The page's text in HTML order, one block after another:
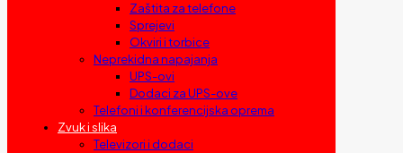
Zaštita za telefone
Sprejevi
Okviri i torbice
Neprekidna napajanja
UPS-ovi
Dodaci za UPS-ove
Telefoni i konferencijska oprema
Zvuk i slika
Televizori i dodaci